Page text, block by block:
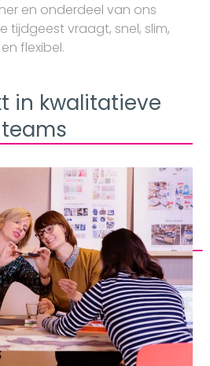
en onderdeel van ons
tijdgeest vraagt, snel, slim,
flexibel.
in kwalitatieve
teams